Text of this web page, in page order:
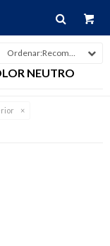
Recomendados
NEUTRO